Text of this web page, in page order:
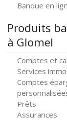
Banque en
Produits
à Glomel
Comptes et
Services
Comptes
Prêts
Assurances